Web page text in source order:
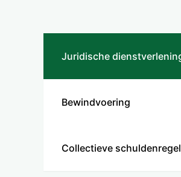
Juridische
Bewindvoering
Collectieve